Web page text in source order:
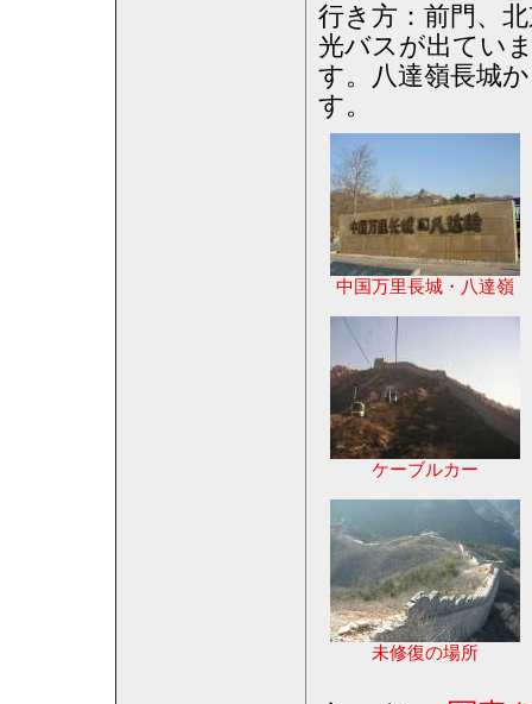
行き方：前門、
光バスが出てい
す。八達嶺長城
す。
中国万里長城・八達嶺
ケーブルカー
未修復の場所